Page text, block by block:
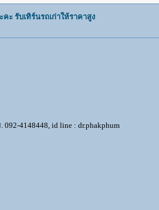
ะ รับเทิร์นรถเก่าให้ราคาสูง
4148448, id line : dr.phakphum